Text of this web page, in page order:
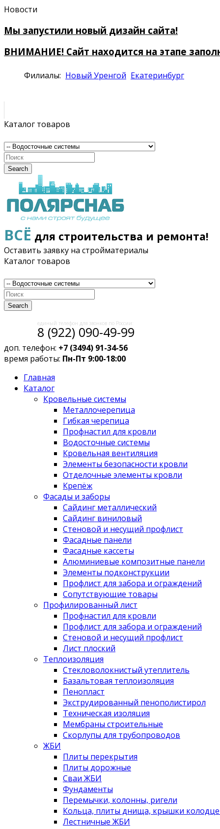
Новости
Мы запустили новый дизайн сайта!
ВНИМАНИЕ! Сайт находится на этапе
Филиалы: Новый Уренгой Екатеринбург
Каталог товаров
Search
ВСЁ для строительства и ремонта!
Оставить заявку на стройматериалы
Каталог товаров
Search
единый телефон для звонков по России:
8 (922) 090-49-99
доп. телефон: +7 (3494) 91-34-56
время работы: Пн-Пт 9:00-18:00
Главная
Каталог
Кровельные системы
Металлочерепица
Гибкая черепица
Профнастил для кровли
Водосточные системы
Кровельная вентиляция
Элементы безопасности кровли
Отделочные элементы кровли
Крепёж
Фасады и заборы
Сайдинг металлический
Сайдинг виниловый
Стеновой и несущий профлист
Фасадные панели
Фасадные кассеты
Алюминиевые композитные панели
Элементы подконструкции
Профлист для забора и ограждений
Сопутствующие товары
Профилированный лист
Профнастил для кровли
Профлист для забора и ограждений
Стеновой и несущий профлист
Лист плоский
Теплоизоляция
Стекловолокнистый утеплитель
Базальтовая теплоизоляция
Пенопласт
Экструдированный пенополистирол
Техническая изоляция
Мембраны строительные
Скорлупы для трубопроводов
ЖБИ
Плиты перекрытия
Плиты дорожные
Сваи ЖБИ
Фундаменты
Перемычки, колонны, ригели
Кольца, плиты днища, крышки
Лестничные ЖБИ